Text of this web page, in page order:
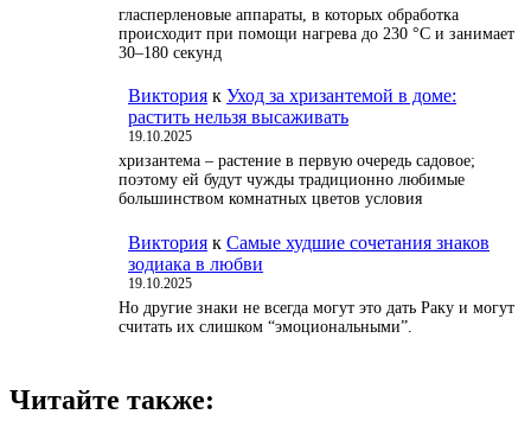
гласперленовые аппараты, в которых обработка
происходит при помощи нагрева до 230 °С и занимает
30–180 секунд
Виктория к Уход за хризантемой в доме:
растить нельзя высаживать
19.10.2025
хризантема – растение в первую очередь садовое;
поэтому ей будут чужды традиционно любимые
большинством комнатных цветов условия
Виктория к Самые худшие сочетания знаков
зодиака в любви
19.10.2025
Но другие знаки не всегда могут это дать Раку и могут
считать их слишком “эмоциональными”.
Читайте также: